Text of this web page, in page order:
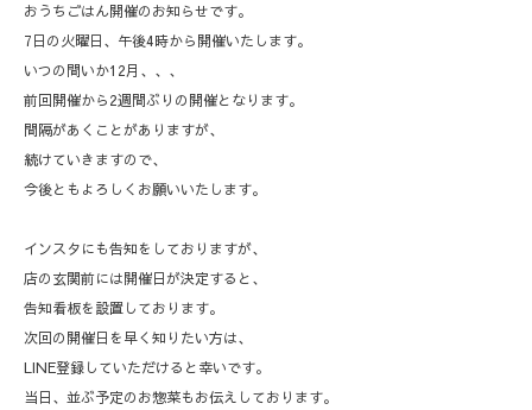
おうちごはん開催のお知らせです。
7日の火曜日、午後4時から開催いたします。
いつの間いか12月、、、
前回開催から2週間ぶりの開催となります。
間隔があくことがありますが、
続けていきますので、
今後ともよろしくお願いいたします。
インスタにも告知をしておりますが、
店の玄関前には開催日が決定すると、
告知看板を設置しております。
次回の開催日を早く知りたい方は、
LINE登録していただけると幸いです。
当日、並ぶ予定のお惣菜もお伝えしております。